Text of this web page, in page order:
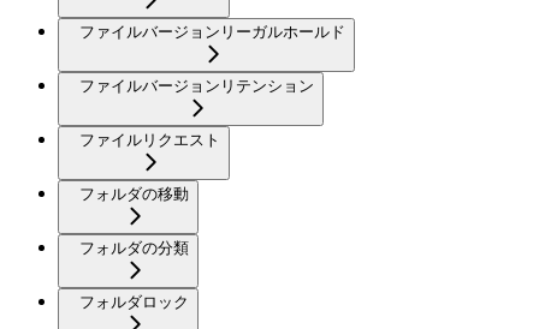
ファイルバージョンリーガルホールド
ファイルバージョンリテンション
ファイルリクエスト
フォルダの移動
フォルダの分類
フォルダロック